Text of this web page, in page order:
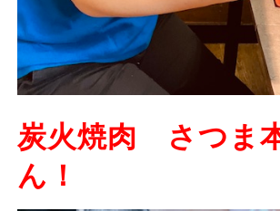
炭火焼肉 さつま
ん！